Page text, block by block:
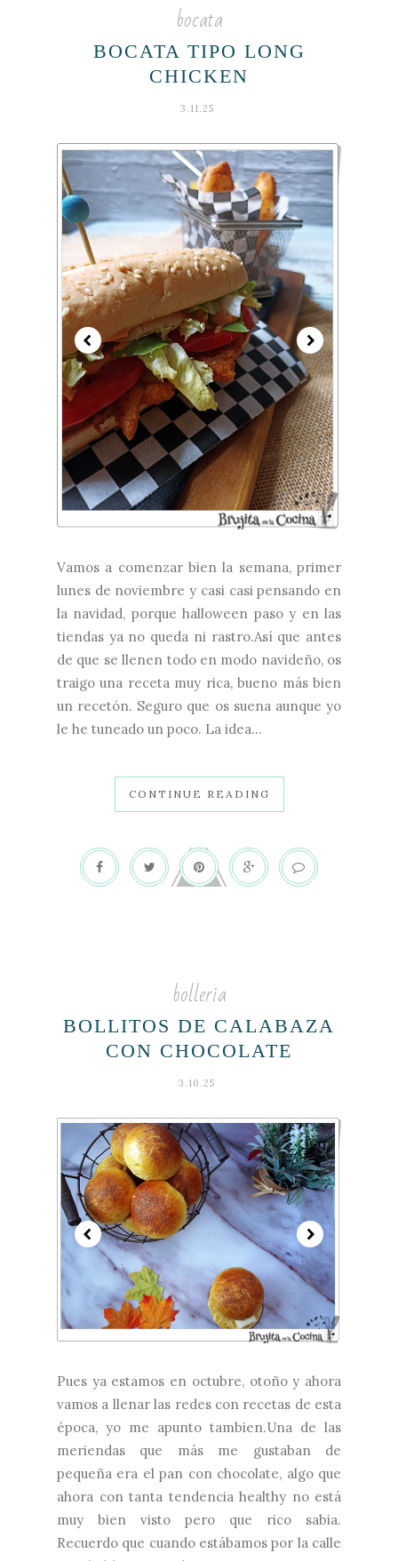
bocata
BOCATA TIPO LONG
CHICKEN
3.11.25
Vamos a comenzar bien la semana, primer
lunes de noviembre y casi casi pensando en
la navidad, porque halloween paso y en las
tiendas ya no queda ni rastro.Así que antes
de que se llenen todo en modo navideño, os
traigo una receta muy rica, bueno más bien
un recetón. Seguro que os suena aunque yo
le he tuneado un poco. La idea...
CONTINUE READING
bolleria
BOLLITOS DE CALABAZA
CON CHOCOLATE
3.10.25
Pues ya estamos en octubre, otoño y ahora
vamos a llenar las redes con recetas de esta
época, yo me apunto tambien.Una de las
meriendas que más me gustaban de
pequeña era el pan con chocolate, algo que
ahora con tanta tendencia healthy no está
muy bien visto pero que rico sabia.
Recuerdo que cuando estábamos por la calle